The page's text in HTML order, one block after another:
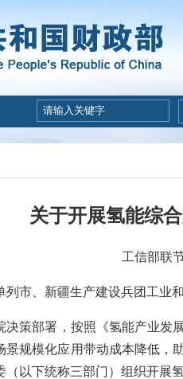
关于开展氢能综
工信部联
市、新疆生产建设兵团工业
部署，按照《氢能产业发
景规模化应用带动成本降低，
以下统称三部门）组织开展